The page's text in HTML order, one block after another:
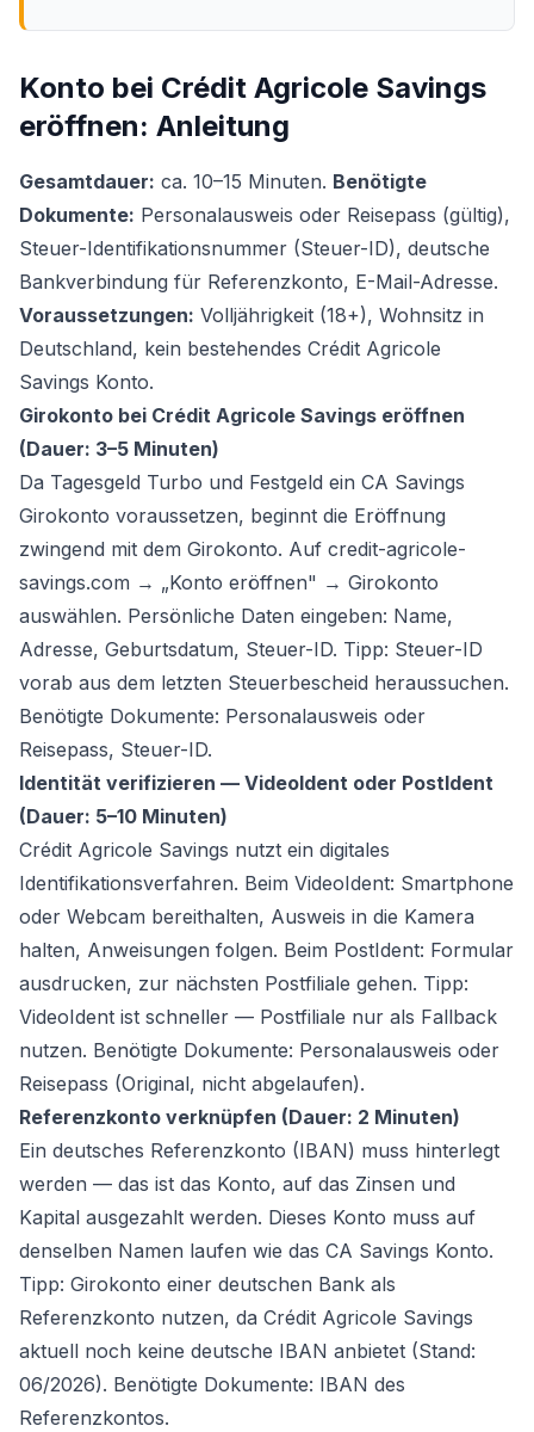
Konto bei Crédit Agricole Savings
eröffnen: Anleitung
Gesamtdauer: ca. 10–15 Minuten. Benötigte
Dokumente: Personalausweis oder Reisepass (gültig),
Steuer-Identifikationsnummer (Steuer-ID), deutsche
Bankverbindung für Referenzkonto, E-Mail-Adresse.
Voraussetzungen: Volljährigkeit (18+), Wohnsitz in
Deutschland, kein bestehendes Crédit Agricole
Savings Konto.
Girokonto bei Crédit Agricole Savings eröffnen
(Dauer: 3–5 Minuten)
Da Tagesgeld Turbo und Festgeld ein CA Savings
Girokonto voraussetzen, beginnt die Eröffnung
zwingend mit dem Girokonto. Auf credit-agricole-
savings.com → „Konto eröffnen" → Girokonto
auswählen. Persönliche Daten eingeben: Name,
Adresse, Geburtsdatum, Steuer-ID. Tipp: Steuer-ID
vorab aus dem letzten Steuerbescheid heraussuchen.
Benötigte Dokumente: Personalausweis oder
Reisepass, Steuer-ID.
Identität verifizieren — VideoIdent oder PostIdent
(Dauer: 5–10 Minuten)
Crédit Agricole Savings nutzt ein digitales
Identifikationsverfahren. Beim VideoIdent: Smartphone
oder Webcam bereithalten, Ausweis in die Kamera
halten, Anweisungen folgen. Beim PostIdent: Formular
ausdrucken, zur nächsten Postfiliale gehen. Tipp:
VideoIdent ist schneller — Postfiliale nur als Fallback
nutzen. Benötigte Dokumente: Personalausweis oder
Reisepass (Original, nicht abgelaufen).
Referenzkonto verknüpfen (Dauer: 2 Minuten)
Ein deutsches Referenzkonto (IBAN) muss hinterlegt
werden — das ist das Konto, auf das Zinsen und
Kapital ausgezahlt werden. Dieses Konto muss auf
denselben Namen laufen wie das CA Savings Konto.
Tipp: Girokonto einer deutschen Bank als
Referenzkonto nutzen, da Crédit Agricole Savings
aktuell noch keine deutsche IBAN anbietet (Stand:
06/2026). Benötigte Dokumente: IBAN des
Referenzkontos.